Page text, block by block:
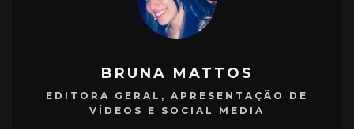
BRUNA MATTOS
EDITORA GERAL, APRESENTAÇÃO DE
VÍDEOS E SOCIAL MEDIA